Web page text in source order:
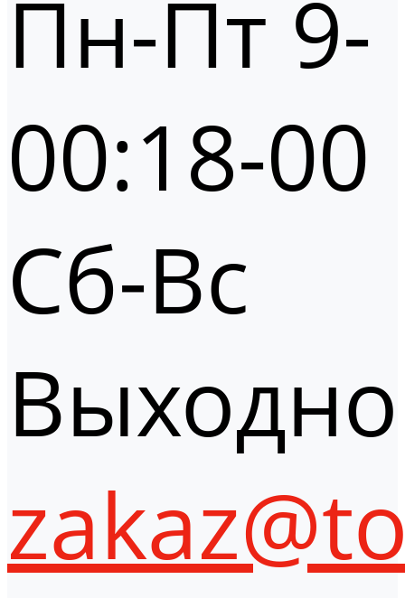
Пн-Пт 9-
00:18-00
Сб-Вс